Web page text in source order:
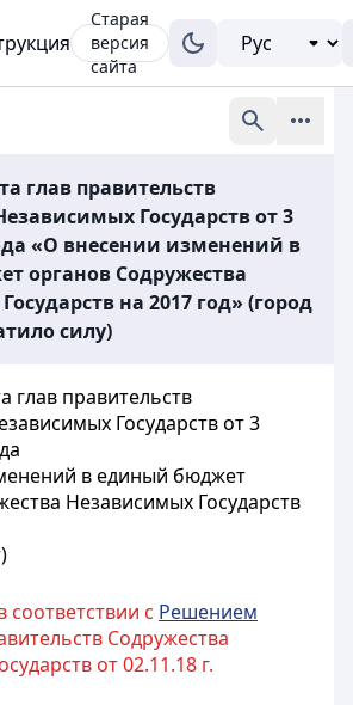
Старая
версия
сайта
глав правительств
Государств от 3
«О внесении изменений в
органов Содружества
на 2017 год» (город
силу)
глав правительств
Государств от 3
в единый бюджет
Независимых Государств
соответствии с Решением
Содружества
от 02.11.18 г.